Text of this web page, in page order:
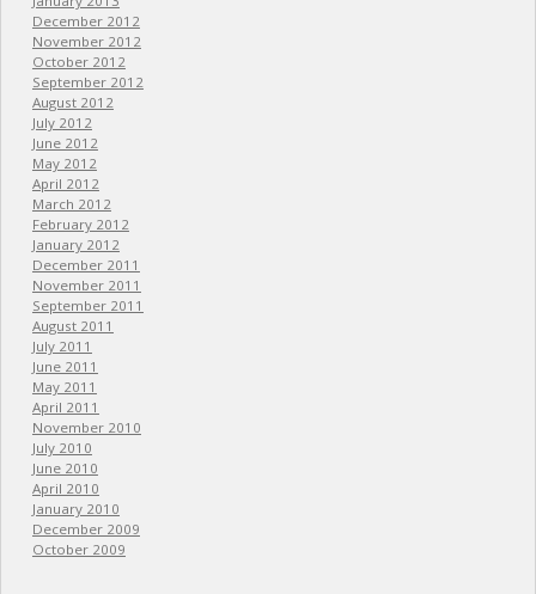
December 2012
November 2012
October 2012
September 2012
August 2012
July 2012
June 2012
May 2012
April 2012
March 2012
February 2012
January 2012
December 2011
November 2011
September 2011
August 2011
July 2011
June 2011
May 2011
April 2011
November 2010
July 2010
June 2010
April 2010
January 2010
December 2009
October 2009